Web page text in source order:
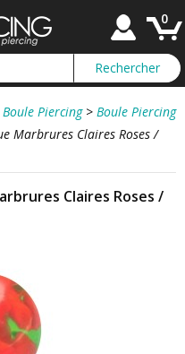
0
Boule Piercing > Boule Piercing
Marbrures Claires Roses /
Claires Roses /